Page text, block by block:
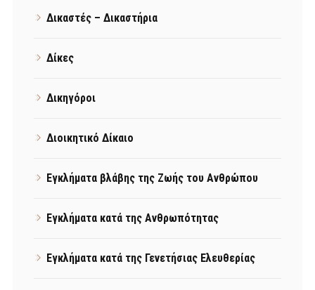
Δικαστές – Δικαστήρια
Δίκες
Δικηγόροι
Διοικητικό Δίκαιο
Εγκλήματα βλάβης της Ζωής του Ανθρώπου
Εγκλήματα κατά της Ανθρωπότητας
Εγκλήματα κατά της Γενετήσιας Ελευθερίας